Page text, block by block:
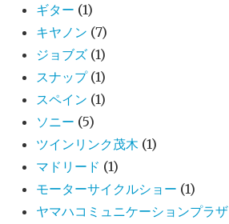
ギター (1)
キヤノン (7)
ジョブズ (1)
スナップ (1)
スペイン (1)
ソニー (5)
ツインリンク茂木 (1)
マドリード (1)
モーターサイクルショー (1)
ヤマハコミュニケーションプラザ